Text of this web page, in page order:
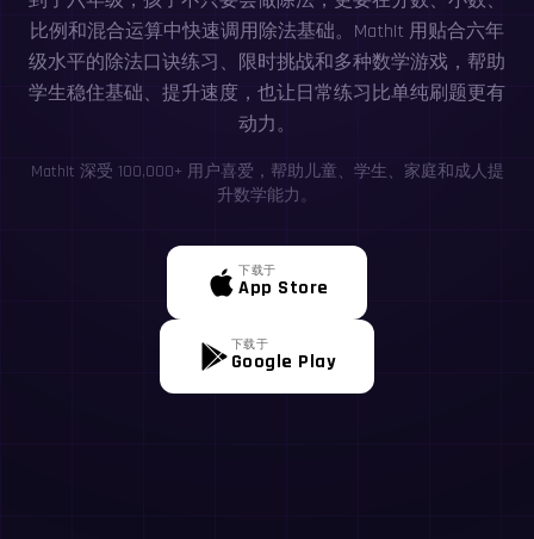
比例和混合运算中快速调用除法基础。MathIt 用贴合六年
级水平的除法口诀练习、限时挑战和多种数学游戏，帮助
学生稳住基础、提升速度，也让日常练习比单纯刷题更有
动力。
MathIt 深受 100,000+ 用户喜爱，帮助儿童、学生、家庭和成人提
升数学能力。
下载于
App Store
下载于
Google Play